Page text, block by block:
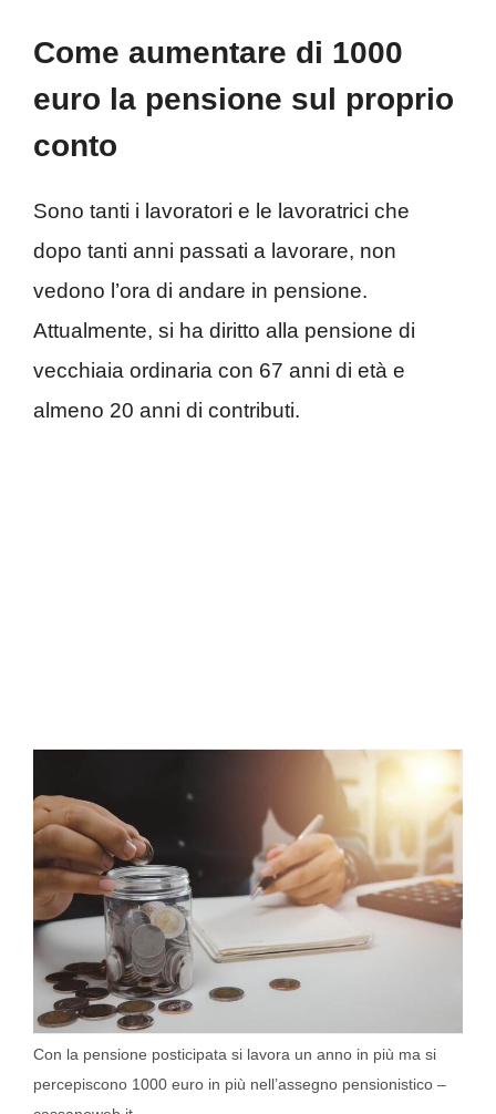
Come aumentare di 1000
euro la pensione sul proprio
conto
Sono tanti i lavoratori e le lavoratrici che
dopo tanti anni passati a lavorare, non
vedono l’ora di andare in pensione.
Attualmente, si ha diritto alla pensione di
vecchiaia ordinaria con 67 anni di età e
almeno 20 anni di contributi.
Con la pensione posticipata si lavora un anno in più ma si
percepiscono 1000 euro in più nell’assegno pensionistico –